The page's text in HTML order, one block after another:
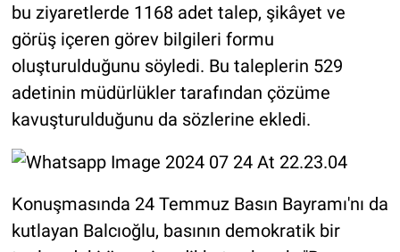
bu ziyaretlerde 1168 adet talep, şikâyet ve
görüş içeren görev bilgileri formu
oluşturulduğunu söyledi. Bu taleplerin 529
adetinin müdürlükler tarafından çözüme
kavuşturulduğunu da sözlerine ekledi.
Konuşmasında 24 Temmuz Basın Bayramı'nı da
kutlayan Balcıoğlu, basının demokratik bir